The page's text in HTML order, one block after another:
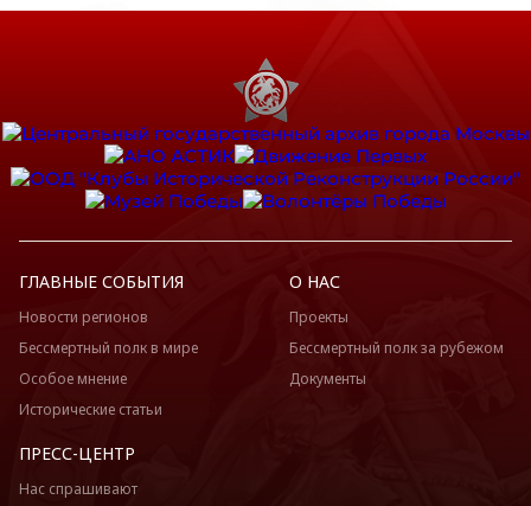
ГЛАВНЫЕ СОБЫТИЯ
Новости регионов
Бессмертный полк в мире
Особое мнение
Исторические статьи
О НАС
Проекты
Бессмертный полк за рубежом
Документы
ПРЕСС-ЦЕНТР
Нас спрашивают